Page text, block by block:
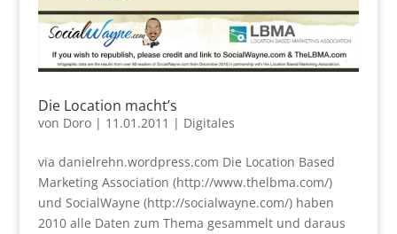
Die Location macht’s
von Doro| 11.01.2011 | Digitales
via danielrehn.wordpress.com Die Location Based
Marketing Association (http://www.thelbma.com/)
und SocialWayne (http://socialwayne.com/) haben
2010 alle Daten zum Thema gesammelt und daraus